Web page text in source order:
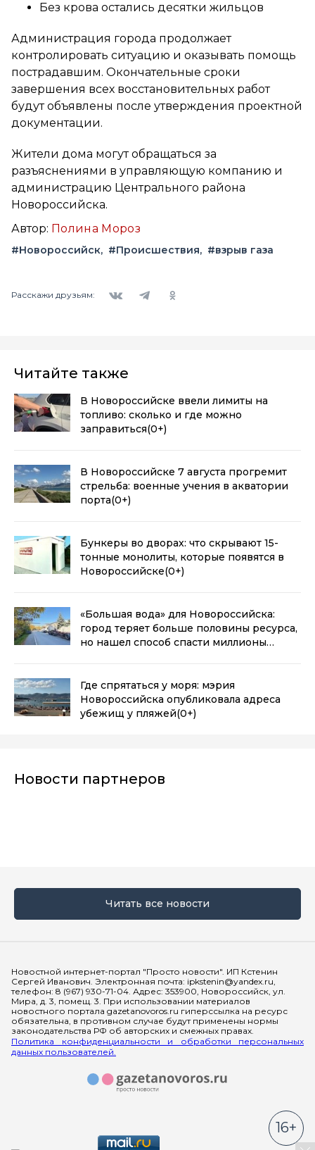
Без крова остались десятки жильцов
Администрация города продолжает
контролировать ситуацию и оказывать помощь
пострадавшим. Окончательные сроки
завершения всех восстановительных работ
будут объявлены после утверждения проектной
документации.
Жители дома могут обращаться за
разъяснениями в управляющую компанию и
администрацию Центрального района
Новороссийска.
Автор: Полина Мороз
#Новороссийск #Происшествия #взрыв газа
Расскажи друзьям:
Читайте также
В Новороссийске ввели лимиты на
топливо: сколько и где можно
заправиться(0+)
В Новороссийске 7 августа прогремит
стрельба: военные учения в акватории
порта(0+)
Бункеры во дворах: что скрывают 15-
тонные монолиты, которые появятся в
Новороссийске(0+)
«Большая вода» для Новороссийска:
город теряет больше половины ресурса,
но нашел способ спасти миллионы
Где спрятаться у моря: мэрия
Новороссийска опубликовала адреса
убежищ у пляжей(0+)
Новости партнеров
Читать все новости
Новостной интернет-портал "Просто новости". ИП Кстенин
Сергей Иванович. Электронная почта: ipkstenin@yandex.ru,
телефон: 8 (967) 930-71-04. Адрес: 353900, Новороссийск, ул.
Мира, д. 3, помещ. 3. При использовании материалов
новостного портала gazetanovoros.ru гиперссылка на ресурс
обязательна, в противном случае будут применены нормы
законодательства РФ об авторских и смежных правах.
Политика конфиденциальности и обработки персональных
данных пользователей.
16+